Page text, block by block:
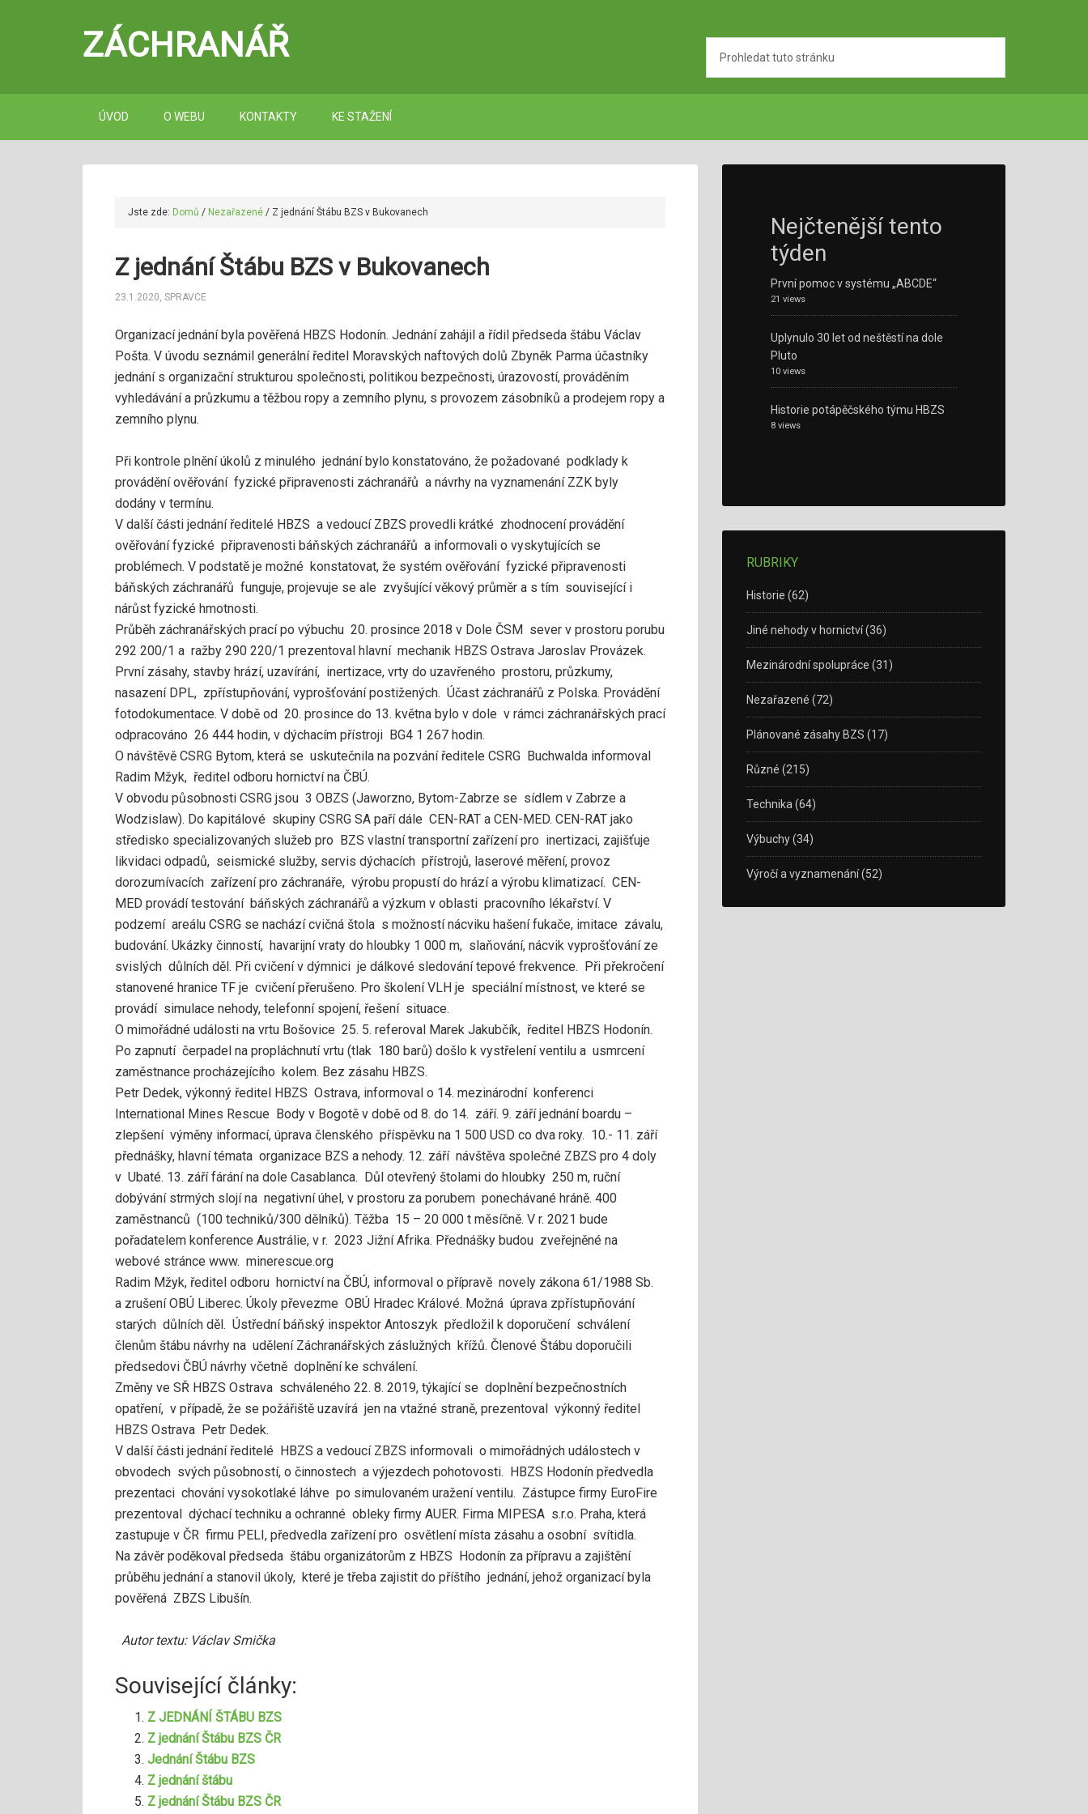
ZÁCHRANÁŘ
ÚVOD O WEBU KONTAKTY KE STAŽENÍ
Jste zde: Domů / Nezařazené / Z jednání Štábu BZS v Bukovanech
Z jednání Štábu BZS v Bukovanech
23.1.2020, SPRAVCE
Organizací jednání byla pověřená HBZS Hodonín. Jednání zahájil a řídil předseda štábu Václav
Pošta. V úvodu seznámil generální ředitel Moravských naftových dolů Zbyněk Parma účastníky
jednání s organizační strukturou společnosti, politikou bezpečnosti, úrazovostí, prováděním
vyhledávání a průzkumu a těžbou ropy a zemního plynu, s provozem zásobníků a prodejem ropy a
zemního plynu.
Při kontrole plnění úkolů z minulého jednání bylo konstatováno, že požadované podklady k
provádění ověřování fyzické připravenosti záchranářů a návrhy na vyznamenání ZZK byly
dodány v termínu.
V další části jednání ředitelé HBZS a vedoucí ZBZS provedli krátké zhodnocení provádění
ověřování fyzické připravenosti báňských záchranářů a informovali o vyskytujících se
problémech. V podstatě je možné konstatovat, že systém ověřování fyzické připravenosti
báňských záchranářů funguje, projevuje se ale zvyšující věkový průměr a s tím související i
nárůst fyzické hmotnosti.
Průběh záchranářských prací po výbuchu 20. prosince 2018 v Dole ČSM sever v prostoru porubu
292 200/1 a ražby 290 220/1 prezentoval hlavní mechanik HBZS Ostrava Jaroslav Provázek.
První zásahy, stavby hrází, uzavírání, inertizace, vrty do uzavřeného prostoru, průzkumy,
nasazení DPL, zpřístupňování, vyprošťování postižených. Účast záchranářů z Polska. Provádění
fotodokumentace. V době od 20. prosince do 13. května bylo v dole v rámci záchranářských prací
odpracováno 26 444 hodin, v dýchacím přístroji BG4 1 267 hodin.
O návštěvě CSRG Bytom, která se uskutečnila na pozvání ředitele CSRG Buchwalda informoval
Radim Mžyk, ředitel odboru hornictví na ČBÚ.
V obvodu působnosti CSRG jsou 3 OBZS (Jaworzno, Bytom-Zabrze se sídlem v Zabrze a
Wodzislaw). Do kapitálové skupiny CSRG SA paří dále CEN-RAT a CEN-MED. CEN-RAT jako
středisko specializovaných služeb pro BZS vlastní transportní zařízení pro inertizaci, zajišťuje
likvidaci odpadů, seismické služby, servis dýchacích přístrojů, laserové měření, provoz
dorozumívacích zařízení pro záchranáře, výrobu propustí do hrází a výrobu klimatizací. CEN-
MED provádí testování báňských záchranářů a výzkum v oblasti pracovního lékařství. V
podzemí areálu CSRG se nachází cvičná štola s možností nácviku hašení fukače, imitace závalu,
budování. Ukázky činností, havarijní vraty do hloubky 1 000 m, slaňování, nácvik vyprošťování ze
svislých důlních děl. Při cvičení v dýmnici je dálkové sledování tepové frekvence. Při překročení
stanovené hranice TF je cvičení přerušeno. Pro školení VLH je speciální místnost, ve které se
provádí simulace nehody, telefonní spojení, řešení situace.
O mimořádné události na vrtu Bošovice 25. 5. referoval Marek Jakubčík, ředitel HBZS Hodonín.
Po zapnutí čerpadel na propláchnutí vrtu (tlak 180 barů) došlo k vystřelení ventilu a usmrcení
zaměstnance procházejícího kolem. Bez zásahu HBZS.
Petr Dedek, výkonný ředitel HBZS Ostrava, informoval o 14. mezinárodní konferenci
International Mines Rescue Body v Bogotě v době od 8. do 14. září. 9. září jednání boardu –
zlepšení výměny informací, úprava členského příspěvku na 1 500 USD co dva roky. 10.- 11. září
přednášky, hlavní témata organizace BZS a nehody. 12. září návštěva společné ZBZS pro 4 doly
v Ubaté. 13. září fárání na dole Casablanca. Důl otevřený štolami do hloubky 250 m, ruční
dobývání strmých slojí na negativní úhel, v prostoru za porubem ponechávané hráně. 400
zaměstnanců (100 techniků/300 dělníků). Těžba 15 – 20 000 t měsíčně. V r. 2021 bude
pořadatelem konference Austrálie, v r. 2023 Jižní Afrika. Přednášky budou zveřejněné na
webové stránce www. minerescue.org
Radim Mžyk, ředitel odboru hornictví na ČBÚ, informoval o přípravě novely zákona 61/1988 Sb.
a zrušení OBÚ Liberec. Úkoly převezme OBÚ Hradec Králové. Možná úprava zpřístupňování
starých důlních děl. Ústřední báňský inspektor Antoszyk předložil k doporučení schválení
členům štábu návrhy na udělení Záchranářských záslužných křížů. Členové Štábu doporučili
předsedovi ČBÚ návrhy včetně doplnění ke schválení.
Změny ve SŘ HBZS Ostrava schváleného 22. 8. 2019, týkající se doplnění bezpečnostních
opatření, v případě, že se požářiště uzavírá jen na vtažné straně, prezentoval výkonný ředitel
HBZS Ostrava Petr Dedek.
V další části jednání ředitelé HBZS a vedoucí ZBZS informovali o mimořádných událostech v
obvodech svých působností, o činnostech a výjezdech pohotovosti. HBZS Hodonín předvedla
prezentaci chování vysokotlaké láhve po simulovaném uražení ventilu. Zástupce firmy EuroFire
prezentoval dýchací techniku a ochranné obleky firmy AUER. Firma MIPESA s.r.o. Praha, která
zastupuje v ČR firmu PELI, předvedla zařízení pro osvětlení místa zásahu a osobní svítidla.
Na závěr poděkoval předseda štábu organizátorům z HBZS Hodonín za přípravu a zajištění
průběhu jednání a stanovil úkoly, které je třeba zajistit do příštího jednání, jehož organizací byla
pověřená ZBZS Libušín.
Autor textu: Václav Smička
Související články:
Z JEDNÁNÍ ŠTÁBU BZS
Z jednání Štábu BZS ČR
Jednání Štábu BZS
Z jednání štábu
Z jednání Štábu BZS ČR
Nejčtenější tento
týden
První pomoc v systému „ABCDE“
21 views
Uplynulo 30 let od neštěstí na dole
Pluto
10 views
Historie potápěčského týmu HBZS
8 views
RUBRIKY
Historie (62)
Jiné nehody v hornictví(36)
Mezinárodní spolupráce (31)
Nezařazené (72)
Plánované zásahy BZS (17)
Různé (215)
Technika (64)
Výbuchy(34)
Výročí a vyznamenání(52)